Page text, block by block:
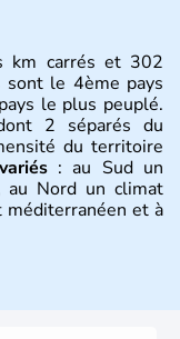
km carrés et 302
sont le 4ème pays
le plus peuplé.
2 séparés du
du territoire
: au Sud un
au Nord un climat
méditerranéen et à